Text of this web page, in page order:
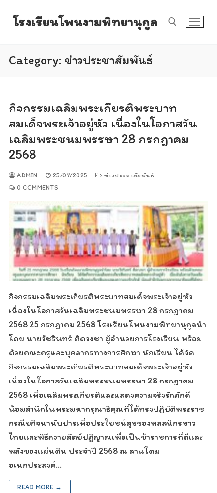
โรงเรียนโพนงามพิทยานุกูล
Search for:
Category: ข่าวประชาสัมพันธ์
กิจกรรมเฉลิมพระเกียรติพระบาท
สมเด็จพระเจ้าอยู่หัว เนื่องในโอกาสวัน
เฉลิมพระชนมพรรษา 28 กรกฎาคม
2568
ADMIN 25/07/2025
ข่าวประชาสัมพันธ์
0 COMMENTS
กิจกรรมเฉลิมพระเกียรติพระบาทสมเด็จพระเจ้าอยู่หัว
เนื่องในโอกาสวันเฉลิมพระชนมพรรษา 28 กรกฎาคม
2568 25 กรกฎาคม 2568 โรงเรียนโพนงามพิทยานุกูลนำ
โดย นายวัชรินทร์ ติดวงชา ผู้อำนวยการโรงเรียน พร้อม
ด้วยคณะครูและบุคลากรทางการศึกษา นักเรียน ได้จัด
กิจกรรมเฉลิมพระเกียรติพระบาทสมเด็จพระเจ้าอยู่หัว
เนื่องในโอกาสวันเฉลิมพระชนมพรรษา 28 กรกฎาคม
2568 เพื่อเฉลิมพระเกียรติและแสดงความจริงรักภักดี
น้อมสำนึกในพระมหากรุณาธิคุณที่ได้ทรงปฏิบัติพระราช
กรณียกิจนานับปารเพื่อประโยชน์สุขของพลสนิกรชาว
ไทยและพิธีถวายสัตย์ปฏิญาณเพื่อเป็นข้าราชการที่ดีและ
พลังของแผ่นดิน ประจำปี 2568 ณ ลานโดม
อเนกประสงค์…
READ MORE →